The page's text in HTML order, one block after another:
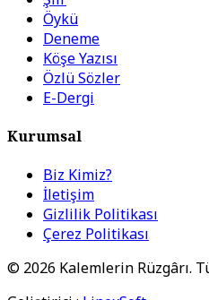
Öykü
Deneme
Köşe Yazısı
Özlü Sözler
E-Dergi
Kurumsal
Biz Kimiz?
İletişim
Gizlilik Politikası
Çerez Politikası
© 2026 Kalemlerin Rüzgârı.